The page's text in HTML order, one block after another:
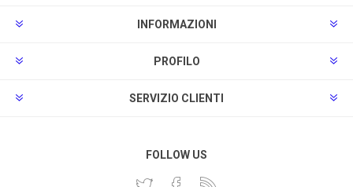
INFORMAZIONI
PROFILO
SERVIZIO CLIENTI
FOLLOW US